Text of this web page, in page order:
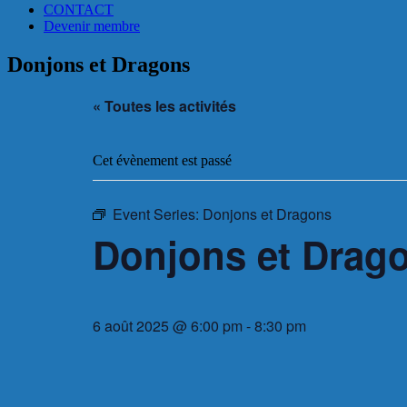
CONTACT
Devenir membre
Donjons et Dragons
« Toutes les activités
Cet évènement est passé
Event Series: Donjons et Dragons
Donjons et
6 août 2025 @ 6:00 pm -8:30 pm